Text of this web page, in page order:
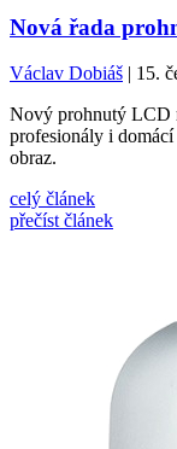
Nová řada
Václav Dobiáš| 15.
Nový prohnutý LCD
profesionály i domácí
obraz.
celý článek
přečíst článek